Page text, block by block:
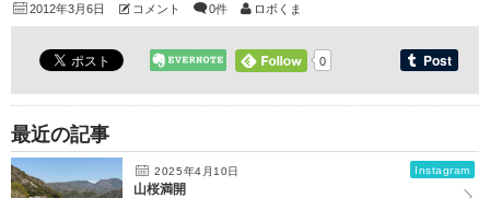
2012年3月6日 コメント 0件 ロボくま
0
最近の記事
2025年4月10日 Instagram
山桜満開